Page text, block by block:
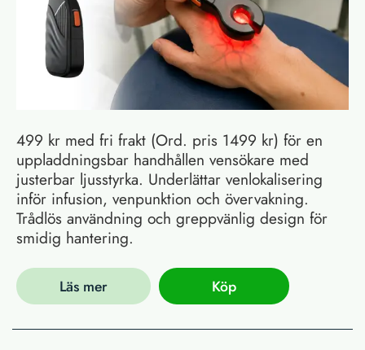
499 kr med fri frakt (Ord. pris 1499 kr) för en
uppladdningsbar handhållen vensökare med
justerbar ljusstyrka. Underlättar venlokalisering
inför infusion, venpunktion och övervakning.
Trådlös användning och greppvänlig design för
smidig hantering.
Läs mer Köp